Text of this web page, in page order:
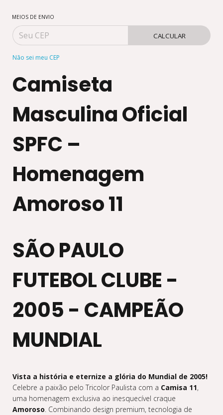
MEIOS DE ENVIO
CALCULAR
Não sei meu CEP
Camiseta
Masculina Oficial
SPFC –
Homenagem
Amoroso 11
SÃO PAULO
FUTEBOL CLUBE -
2005 - CAMPEÃO
MUNDIAL
Vista a história e eternize a glória do Mundial de 2005!
Celebre a paixão pelo Tricolor Paulista com a Camisa 11,
uma homenagem exclusiva ao inesquecível craque
Amoroso. Combinando design premium, tecnologia de